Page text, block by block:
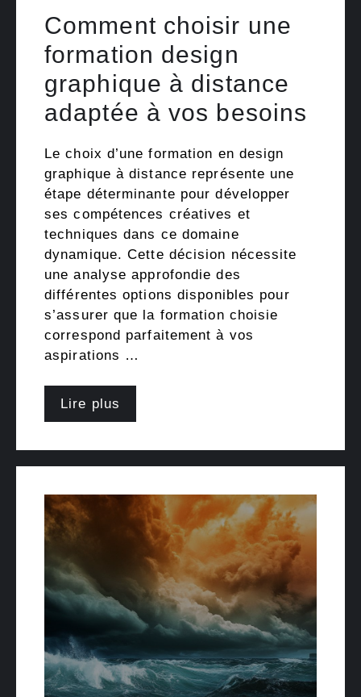
Comment choisir une
formation design
graphique à distance
adaptée à vos besoins
Le choix d’une formation en design
graphique à distance représente une
étape déterminante pour développer
ses compétences créatives et
techniques dans ce domaine
dynamique. Cette décision nécessite
une analyse approfondie des
différentes options disponibles pour
s’assurer que la formation choisie
correspond parfaitement à vos
aspirations …
Lire plus